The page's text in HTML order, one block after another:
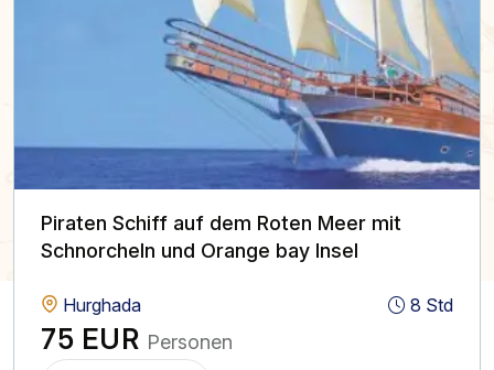
Piraten Schiff auf dem Roten Meer mit
Schnorcheln und Orange bay Insel
Hurghada 8 Std
75 EUR Personen